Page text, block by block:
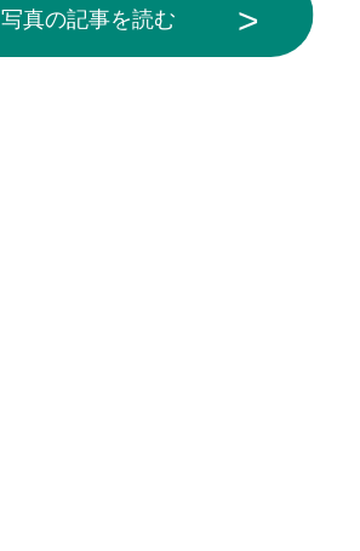
写真の記事を読む